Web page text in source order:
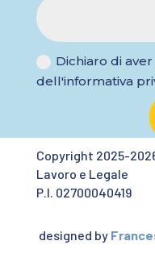
Dichiaro di
dell'informativa
Copyright 2025-
Lavoro e Legale
P.I. 02700040419
designed by